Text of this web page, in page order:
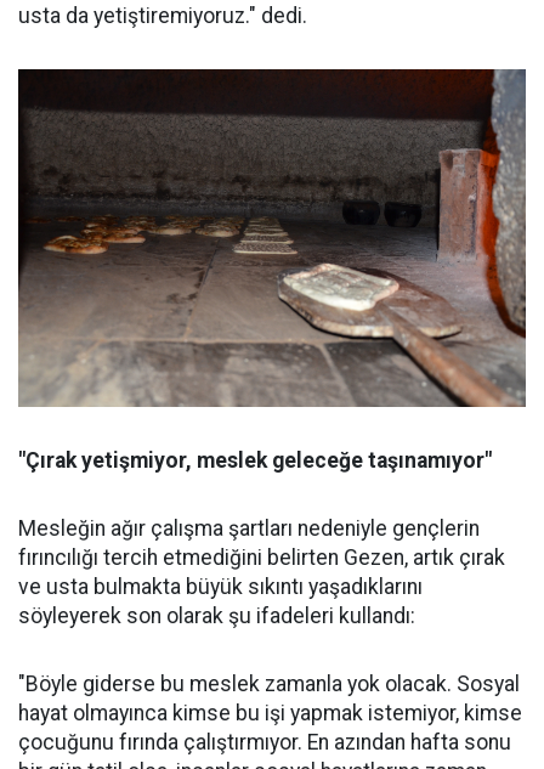
usta da yetiştiremiyoruz." dedi.
"Çırak yetişmiyor, meslek geleceğe taşınamıyor"
Mesleğin ağır çalışma şartları nedeniyle gençlerin
fırıncılığı tercih etmediğini belirten Gezen, artık çırak
ve usta bulmakta büyük sıkıntı yaşadıklarını
söyleyerek son olarak şu ifadeleri kullandı:
"Böyle giderse bu meslek zamanla yok olacak. Sosyal
hayat olmayınca kimse bu işi yapmak istemiyor, kimse
çocuğunu fırında çalıştırmıyor. En azından hafta sonu